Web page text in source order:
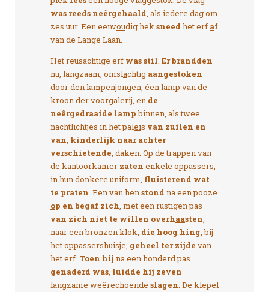
was reeds neêrgehaald, als iedere dag om
zes uur. Een eenvoudig heksneed het erf af
van de Lange Laan.
Het reusachtige erf was stil. Er brandden
nu, langzaam, omslachtig aangestoken
door den lampenjongen, éen lamp van de
kroon der voorgalerij, en de
neêrgedraaide lampbinnen, als twee
nachtlichtjes in het paleis van zuilen en
van, kinderlijk naar achter
verschietende,daken. Op de trappen van
de kantoorkamer zaten enkele oppassers,
in hun donkere uniform, fluisterend wat
te praten. Een van henstond na een pooze
op en begaf zich, met een rustigen pas
van zich niet te willen overhaasten,
naar een bronzen klok, die hoog hing, bij
het oppassershuisje, geheel ter zijde van
het erf. Toen hij na een honderd pas
genaderd was, luidde hij zeven
langzame weêrechoënde slagen. De klepel